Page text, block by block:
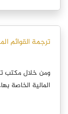
ترجمة القوائم
ومن خلال مكتب
المالية الخاصة